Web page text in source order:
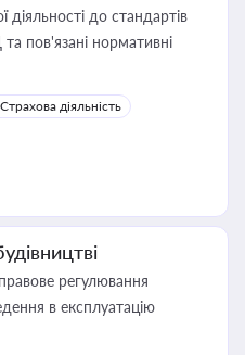
діяльності до стандартів
пов'язані нормативні
Страхова діяльність
регулювання
в експлуатацію